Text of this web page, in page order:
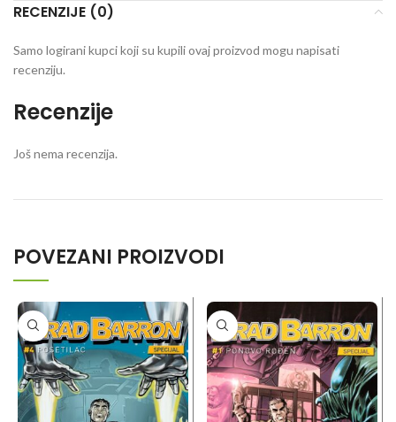
RECENZIJE (0)
Recenzije
Još nema recenzija.
Samo logirani kupci koji su kupili ovaj proizvod mogu napisati
recenziju.
POVEZANI PROIZVODI